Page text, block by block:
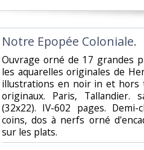
‎Notre Epopée Coloniale.‎
‎Ouvrage orné de 17 grandes
les aquarelles originales de
illustrations en noir in et hors
originaux. Paris, Tallandier.
(32x22). IV-602 pages.
coins, dos à nerfs orné
sur les plats.‎